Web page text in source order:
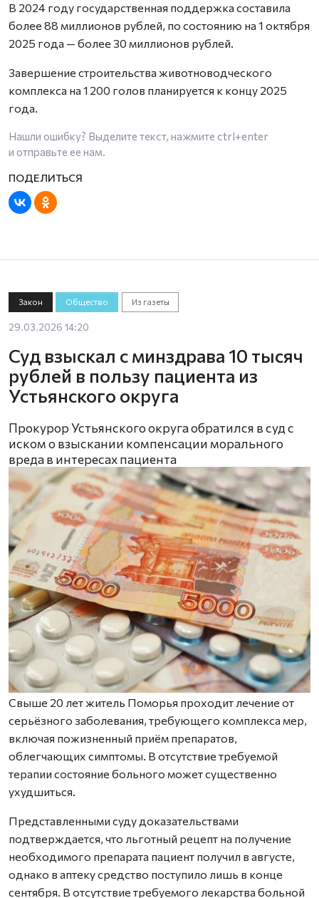
В 2024 году государственная поддержка составила
более 88 миллионов рублей, по состоянию на 1 октября
2025 года — более 30 миллионов рублей.
Завершение строительства животноводческого
комплекса на 1 200 голов планируется к концу 2025
года.
Нашли ошибку? Выделите текст, нажмите ctrl+enter
и отправьте ее нам.
Закон Общество Из газеты
29.03.2026 14:20
Суд взыскал с минздрава 10 тысяч
рублей в пользу пациента из
Устьянского округа
Прокурор Устьянского округа обратился в суд с
иском о взыскании компенсации морального
вреда в интересах пациента
Свыше 20 лет житель Поморья проходит лечение от
серьёзного заболевания, требующего комплекса мер,
включая пожизненный приём препаратов,
облегчающих симптомы. В отсутствие требуемой
терапии состояние больного может существенно
ухудшиться.
Представленными суду доказа­тельст­вами
подтверждается, что льготный рецепт на получение
необходимого препарата пациент получил в августе,
однако в аптеку средство поступило лишь в конце
сентября. В отсутствие требуемого лекарства больной